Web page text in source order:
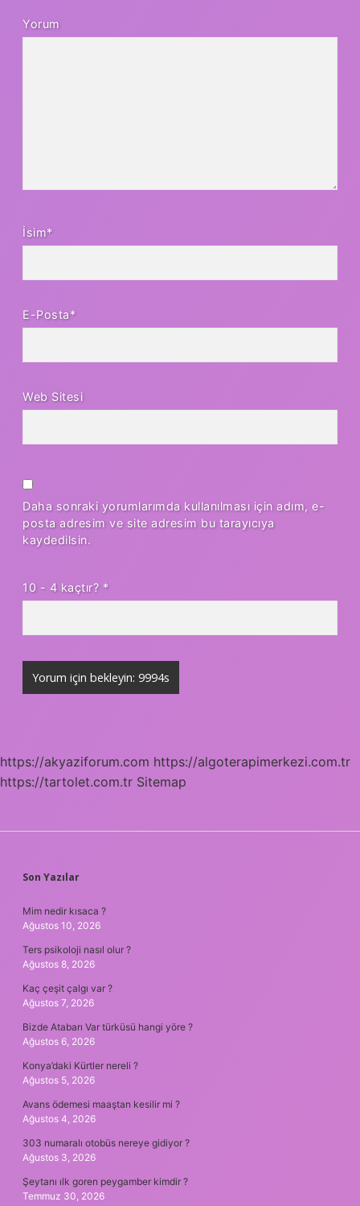
Yorum
İsim*
E-Posta*
Web Sitesi
Daha sonraki yorumlarımda kullanılması için adım, e-
posta adresim ve site adresim bu tarayıcıya
kaydedilsin.
10 - 4 kaçtır? *
https://akyaziforum.com https://algoterapimerkezi.com.tr
https://tartolet.com.tr Sitemap
SIDEBAR
Son Yazılar
Mim nedir kısaca ?
Ağustos 10, 2026
Ters psikoloji nasıl olur ?
Ağustos 8, 2026
Kaç çeşit çalgı var ?
Ağustos 7, 2026
Bizde Atabarı Var türküsü hangi yöre ?
Ağustos 6, 2026
Konya’daki Kürtler nereli ?
Ağustos 5, 2026
Avans ödemesi maaştan kesilir mi ?
Ağustos 4, 2026
303 numaralı otobüs nereye gidiyor ?
Ağustos 3, 2026
Şeytanı ılk goren peygamber kimdir ?
Temmuz 30, 2026